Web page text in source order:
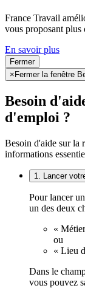
France Travail
vous proposant plus
En savoir plus
Fermer
× Fermer la fenêtre
Besoin
d'emploi ?
Besoin d'aide sur la
informations
1. Lancer
Pour lancer
un des deux
«
ou
« Lieu
Dans le
vous pouvez